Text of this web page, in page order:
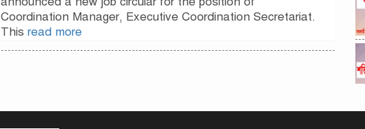
Coordination Manager, Executive Coordination Secretariat.
This read more